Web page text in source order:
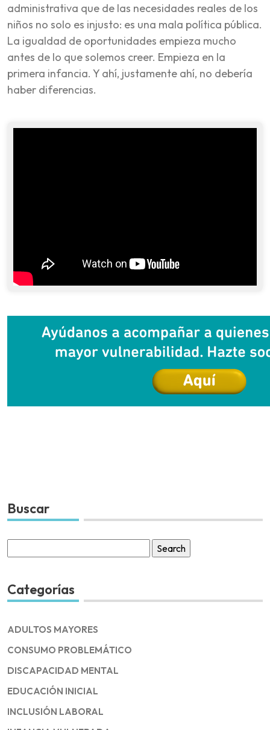
administrativa que de las necesidades reales de los
niños no solo es injusto: es una mala política pública.
La igualdad de oportunidades empieza mucho
antes de lo que solemos creer. Empieza en la
primera infancia. Y ahí, justamente ahí, no debería
haber diferencias.
Buscar
for:
Categorías
ADULTOS MAYORES
CONSUMO PROBLEMÁTICO
DISCAPACIDAD MENTAL
EDUCACIÓN INICIAL
INCLUSIÓN LABORAL